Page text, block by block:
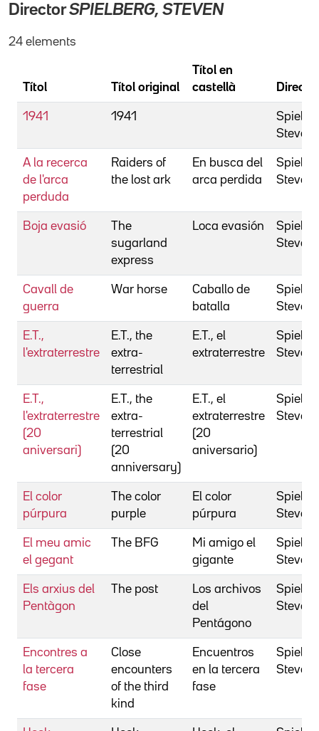
DirectorSPIELBERG, STEVEN
24 elements
Títol Títol original
Títol en
castellà
1941 1941
Steven
A la recerca
de l'arca
perduda
Raiders of
the lost ark
En busca del
arca perdida
Steven
Boja evasió
The
sugarland
express
Loca evasión
Steven
Cavall de
guerra
War horse
Caballo de
batalla
Steven
E.T.,
l'extraterrestre
E.T., the
extra-
terrestrial
E.T., el
extraterrestre
Steven
E.T.,
l'extraterrestre
(20
aniversari)
E.T., the
extra-
terrestrial
(20
anniversary)
E.T., el
extraterrestre
(20
aniversario)
Steven
El color
púrpura
The color
purple
El color
púrpura
Steven
El meu amic
el gegant
The BFG
Mi amigo el
gigante
Steven
Els arxius del
Pentàgon
The post
Los archivos
del
Pentágono
Steven
Encontres a
la tercera
fase
Close
encounters
of the third
kind
Encuentros
en la tercera
fase
Steven